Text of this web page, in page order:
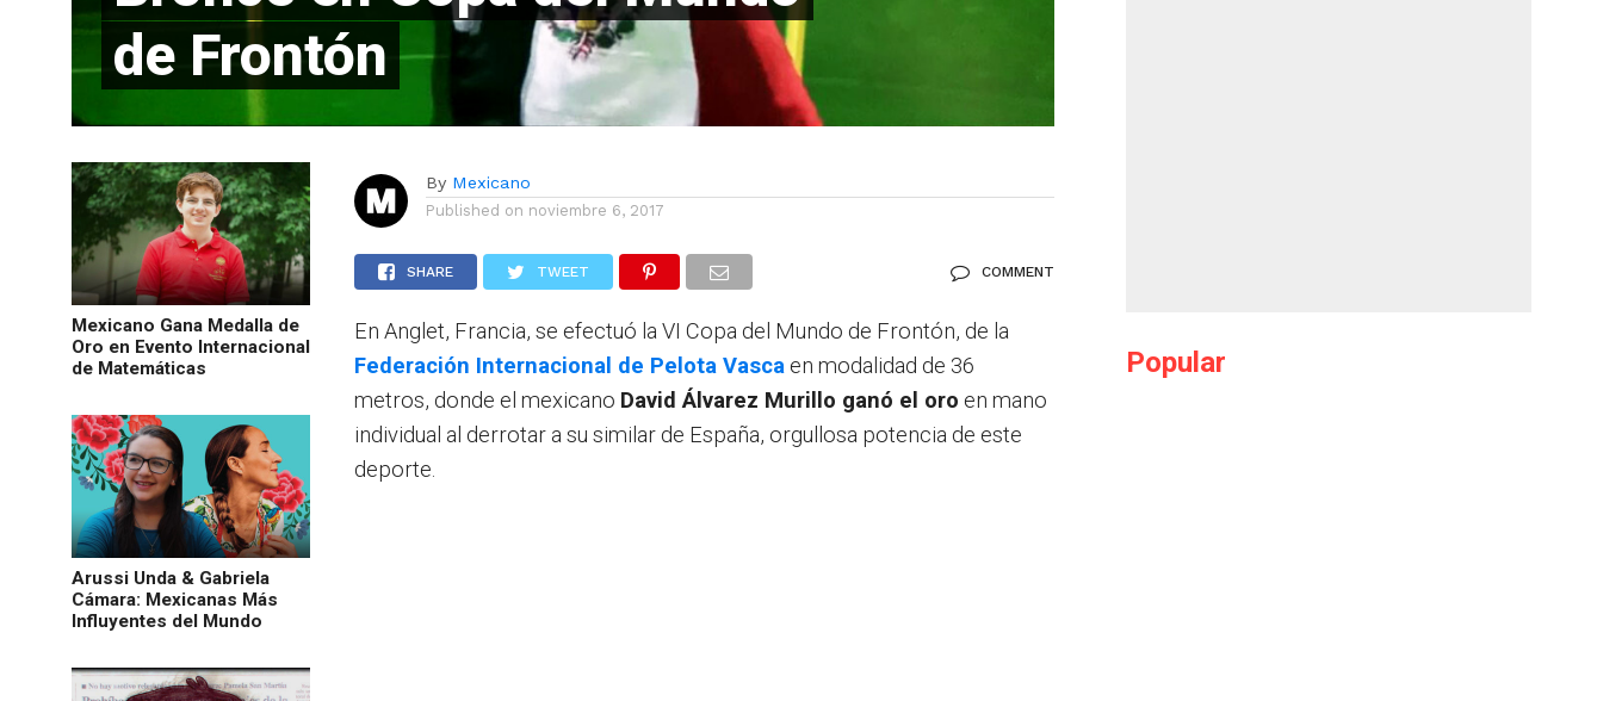
de Frontón
Mexicano Gana Medalla de
Oro en Evento Internacional
de Matemáticas
Arussi Unda & Gabriela
Cámara: Mexicanas Más
Influyentes del Mundo
By Mexicano
Published on noviembre 6, 2017
SHARE TWEET COMMENT
En Anglet, Francia, se efectuó la VI Copa del Mundo de Frontón, de la
Federación Internacional de Pelota Vasca en modalidad de 36
metros, donde el mexicano David Álvarez Murillo ganó el oro en mano
individual al derrotar a su similar de España, orgullosa potencia de este
deporte.
Popular